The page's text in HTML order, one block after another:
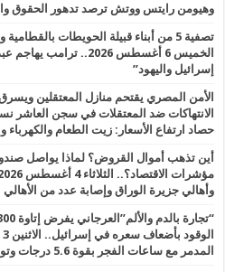
وهيومن رايتس ووتش ترصد تدهور الحقوق
تصفية 5 من أبناء قبيلة الحويطات
الخميس 6 أغسطس 2026..
إسرائيل واليهود”
الأمن المصري يقتحم منازل المعتقلين
حصاد ارتفاع الأسعار: زيت الطعام والكهرباء
أين تذهب أموال القروض؟ لماذا يواصل
وأهالي جزيرة الوراق وإصابة عدد من الأهالي
المدمر مع ساعات الفجر بقوة 5.6 درجات وتوابع مرعبة تهز المحافظات